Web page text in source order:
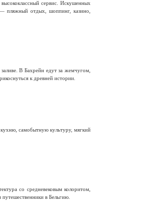
сервис. Искушенных
пляжный отдых, шоппинг, казино,
В Бахрейн едут за жемчугом,
к древней истории.
самобытную культуру, мягкий
со средневековым колоритом,
в Бельгию.